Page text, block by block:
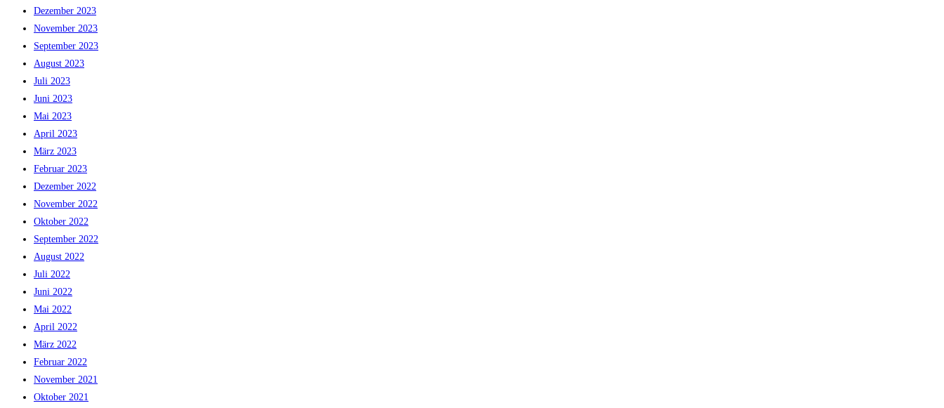
Dezember 2023
November 2023
September 2023
August 2023
Juli 2023
Juni 2023
Mai 2023
April 2023
März 2023
Februar 2023
Dezember 2022
November 2022
Oktober 2022
September 2022
August 2022
Juli 2022
Juni 2022
Mai 2022
April 2022
März 2022
Februar 2022
November 2021
Oktober 2021